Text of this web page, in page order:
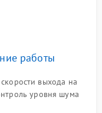
работы
выхода на
уровня шума
и корректного